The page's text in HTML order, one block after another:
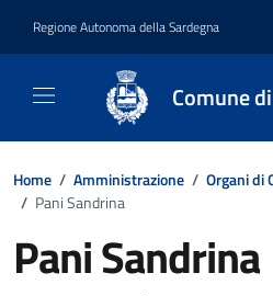
Regione Autonoma della Sardegna
Comune
Home / Amministrazione / Organi di
/ Pani Sandrina
Pani Sandrina